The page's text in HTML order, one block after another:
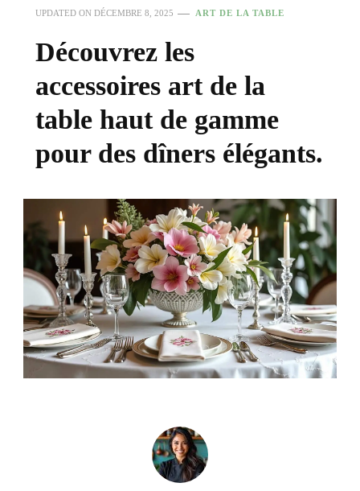
UPDATED ON DÉCEMBRE 8, 2025 ART DE LA TABLE
Découvrez les
accessoires art de la
table haut de gamme
pour des dîners élégants.